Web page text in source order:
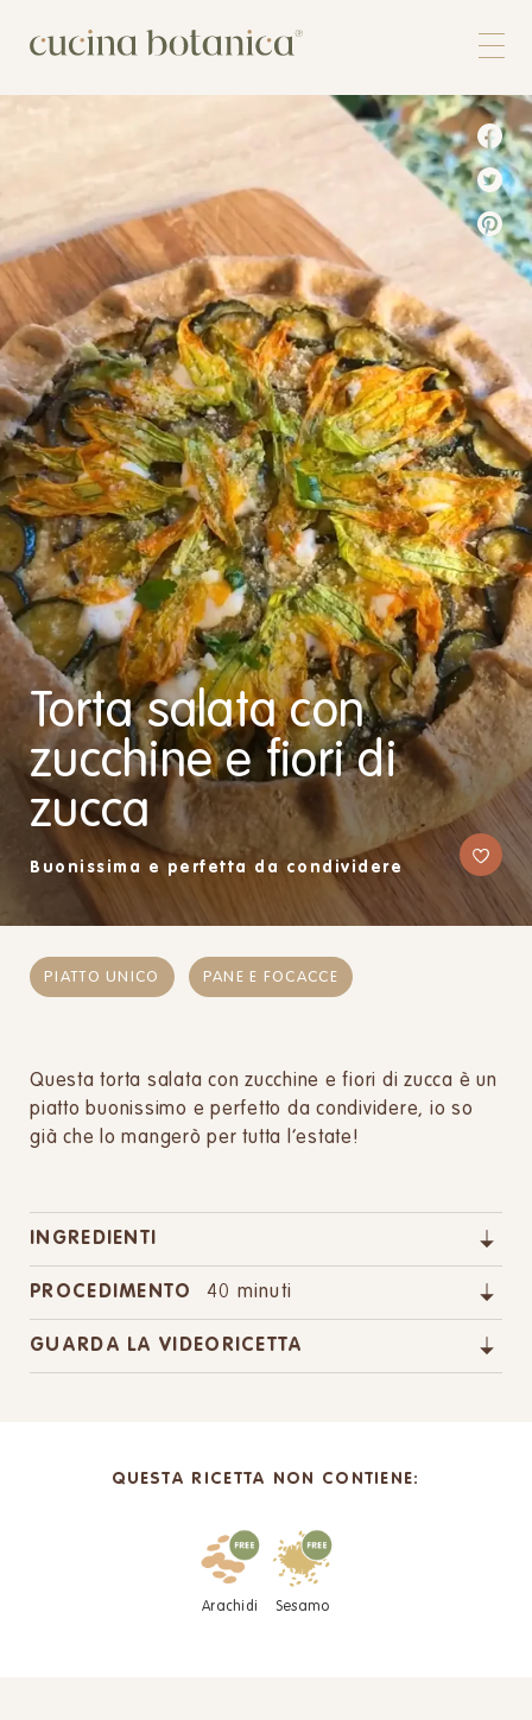
Shop
Torta salata con
zucchine e fiori di
zucca
Buonissima e perfetta da condividere
PIATTO UNICO PANE E FOCACCE
Questa torta salata con zucchine e fiori di zucca è un
piatto buonissimo e perfetto da condividere, io so
già che lo mangerò per tutta l’estate!
INGREDIENTI
PROCEDIMENTO 40 minuti
GUARDA LA VIDEORICETTA
QUESTA RICETTA NON CONTIENE:
Arachidi Sesamo